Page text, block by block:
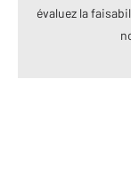
évaluez la